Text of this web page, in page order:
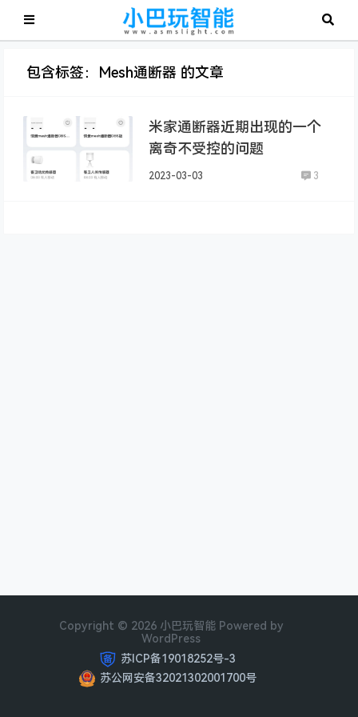
包含标签：Mesh通断器 的文章
米家通断器近期出现的一个
离奇不受控的问题
2023-03-03 3
Copyright © 2026 小巴玩智能 Powered by
WordPress
苏ICP备19018252号-3
苏公网安备32021302001700号